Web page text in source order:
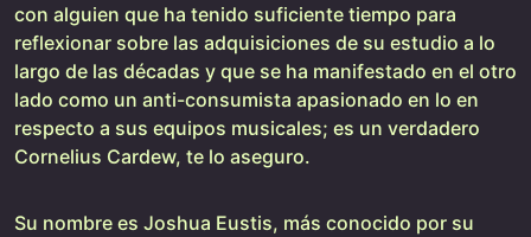
con alguien que ha tenido suficiente tiempo para
reflexionar sobre las adquisiciones de su estudio a lo
largo de las décadas y que se ha manifestado en el otro
lado como un anti-consumista apasionado en lo en
respecto a sus equipos musicales; es un verdadero
Cornelius Cardew, te lo aseguro.
Su nombre es Joshua Eustis, más conocido por su